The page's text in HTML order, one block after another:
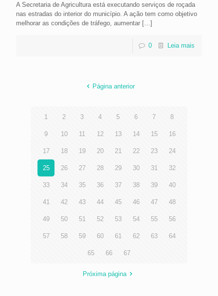
A Secretaria de Agricultura está executando serviços de roçada
nas estradas do interior do município. A ação tem como objetivo
melhorar as condições de tráfego, aumentar […]
0 Leia mais
Página anterior
1 2 3 4 5 6 7 8
9 10 11 12 13 14 15 16
17 18 19 20 21 22 23 24
25 26 27 28 29 30 31 32
33 34 35 36 37 38 39 40
41 42 43 44 45 46 47 48
49 50 51 52 53 54 55 56
57 58 59 60 61 62 63 64
65 66 67
Próxima página